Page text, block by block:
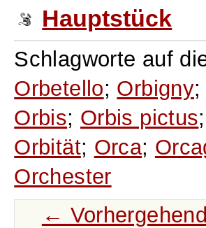
Hauptstück
Schlagworte auf
Orbetello; Orbigny
Orbis; Orbis pictus
Orbität; Orca;
Orchester
←